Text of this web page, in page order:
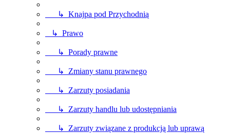
↳ Knajpa pod Przychodnią
↳ Prawo
↳ Porady prawne
↳ Zmiany stanu prawnego
↳ Zarzuty posiadania
↳ Zarzuty handlu lub udostępniania
↳ Zarzuty związane z produkcją lub uprawą